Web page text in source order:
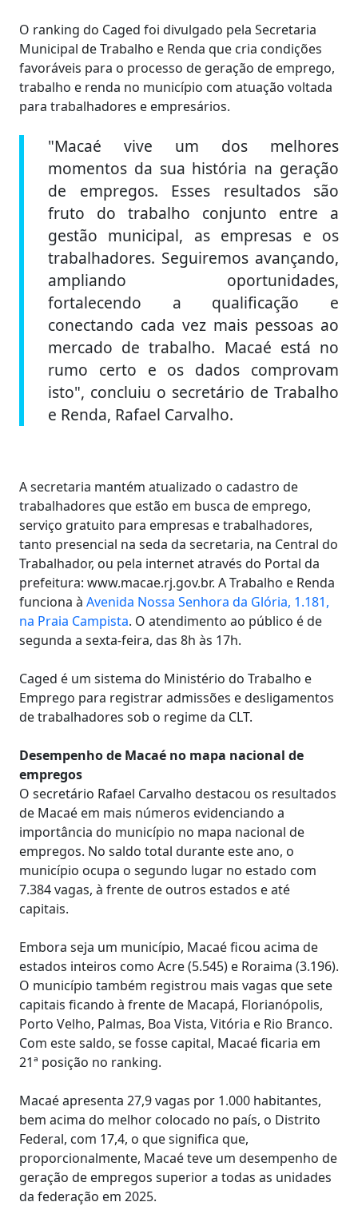
O ranking do Caged foi divulgado pela Secretaria
Municipal de Trabalho e Renda que cria condições
favoráveis para o processo de geração de emprego,
trabalho e renda no município com atuação voltada
para trabalhadores e empresários.
"Macaé vive um dos melhores
momentos da sua história na geração
de empregos. Esses resultados são
fruto do trabalho conjunto entre a
gestão municipal, as empresas e os
trabalhadores. Seguiremos avançando,
ampliando oportunidades,
fortalecendo a qualificação e
conectando cada vez mais pessoas ao
mercado de trabalho. Macaé está no
rumo certo e os dados comprovam
isto", concluiu o secretário de Trabalho
e Renda, Rafael Carvalho.
A secretaria mantém atualizado o cadastro de
trabalhadores que estão em busca de emprego,
serviço gratuito para empresas e trabalhadores,
tanto presencial na seda da secretaria, na Central do
Trabalhador, ou pela internet através do Portal da
prefeitura: www.macae.rj.gov.br. A Trabalho e Renda
funciona à Avenida Nossa Senhora da Glória, 1.181,
na Praia Campista. O atendimento ao público é de
segunda a sexta-feira, das 8h às 17h.
Caged é um sistema do Ministério do Trabalho e
Emprego para registrar admissões e desligamentos
de trabalhadores sob o regime da CLT.
Desempenho de Macaé no mapa nacional de
empregos
O secretário Rafael Carvalho destacou os resultados
de Macaé em mais números evidenciando a
importância do município no mapa nacional de
empregos. No saldo total durante este ano, o
município ocupa o segundo lugar no estado com
7.384 vagas, à frente de outros estados e até
capitais.
Embora seja um município, Macaé ficou acima de
estados inteiros como Acre (5.545) e Roraima (3.196).
O município também registrou mais vagas que sete
capitais ficando à frente de Macapá, Florianópolis,
Porto Velho, Palmas, Boa Vista, Vitória e Rio Branco.
Com este saldo, se fosse capital, Macaé ficaria em
21ª posição no ranking.
Macaé apresenta 27,9 vagas por 1.000 habitantes,
bem acima do melhor colocado no país, o Distrito
Federal, com 17,4, o que significa que,
proporcionalmente, Macaé teve um desempenho de
geração de empregos superior a todas as unidades
da federação em 2025.